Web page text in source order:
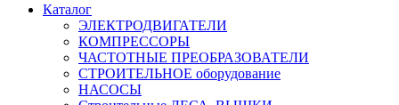
Каталог
ЭЛЕКТРОДВИГАТЕЛИ
КОМПРЕССОРЫ
ЧАСТОТНЫЕ ПРЕОБРАЗОВАТЕЛИ
СТРОИТЕЛЬНОЕ оборудование
НАСОСЫ